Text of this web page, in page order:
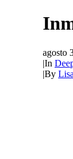
agosto
|In
|By